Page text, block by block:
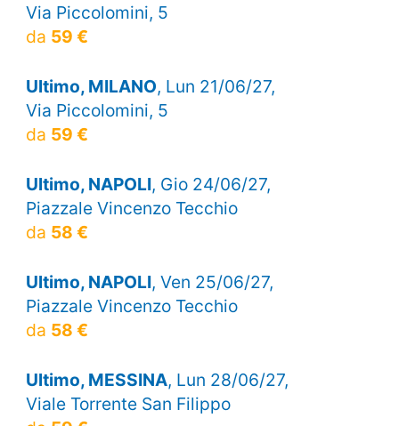
Via Piccolomini, 5
da 59 €
Ultimo, MILANO, Lun 21/06/27,
Via Piccolomini, 5
da 59 €
Ultimo, NAPOLI, Gio 24/06/27,
Piazzale Vincenzo Tecchio
da 58 €
Ultimo, NAPOLI, Ven 25/06/27,
Piazzale Vincenzo Tecchio
da 58 €
Ultimo, MESSINA, Lun 28/06/27,
Viale Torrente San Filippo